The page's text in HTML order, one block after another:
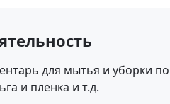
для мытья и уборки
и пленка и т.д.